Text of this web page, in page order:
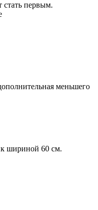
первым.
меньшего
шириной 60 см.